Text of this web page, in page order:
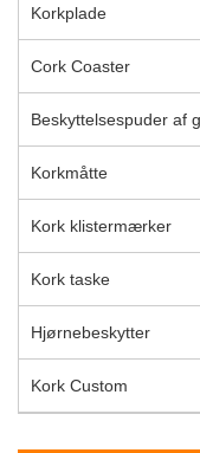
Korkplade
Cork Coaster
Beskyttelsespuder af
Korkmåtte
Kork klistermærker
Kork taske
Hjørnebeskytter
Kork Custom